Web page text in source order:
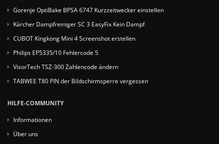
Gorenje OptiBake BPSA 6747 Kurzzeitwecker einstellen
Kärcher Dampfreiniger SC 3 EasyFix Kein Dampf
CUBOT Kingkong Mini 4 Screenshot erstellen
Philips EP5335/10 Fehlercode 5
VisorTech TSZ-300 Zahlencode ändern
TABWEE T80 PIN der Bildschirmsperre vergessen
HILFE-COMMUNITY
Informationen
Über uns